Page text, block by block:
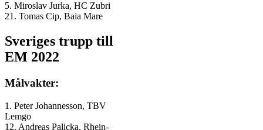
5. Miroslav Jurka, HC Zubri
21. Tomas Cip, Baia Mare
Sveriges trupp till
EM 2022
Målvakter:
1. Peter Johannesson, TBV
Lemgo
12. Andreas Palicka, Rhein-